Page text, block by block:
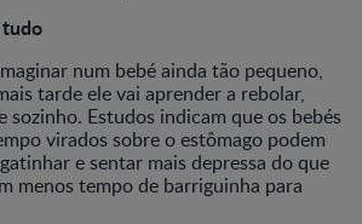
num bebé ainda tão pequeno,
tarde ele vai aprender a rebolar,
sozinho. Estudos indicam que os bebés
virados sobre o estômago podem
e sentar mais depressa do que
menos tempo de barriguinha para